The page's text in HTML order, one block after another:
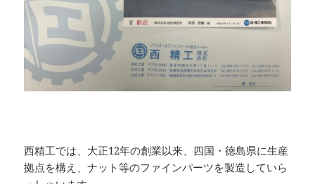
西精工では、大正12年の創業以来、四国・徳島県に生産
拠点を構え、ナット等のファインパーツを製造していら